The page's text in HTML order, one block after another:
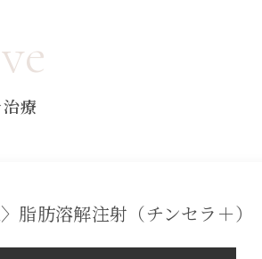
療
〉脂肪溶解注射（チンセラ＋）